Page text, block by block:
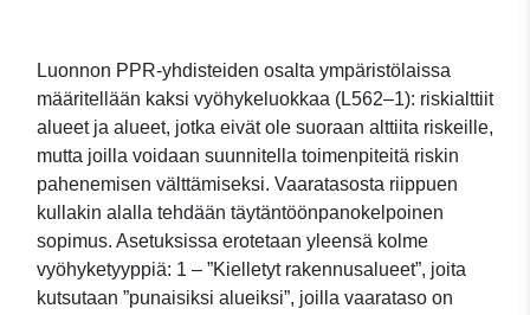
alttiita tulville Castres-
Tarnin alajuoksulla
Luonnon PPR-yhdisteiden osalta ympäristölaissa
määritellään kaksi vyöhykeluokkaa (L562–1): riskialttiit
alueet ja alueet, jotka eivät ole suoraan alttiita riskeille,
mutta joilla voidaan suunnitella toimenpiteitä riskin
pahenemisen välttämiseksi. Vaaratasosta riippuen
kullakin alalla tehdään täytäntöönpanokelpoinen
sopimus. Asetuksissa erotetaan yleensä kolme
vyöhyketyyppiä: 1 – ”Kielletyt rakennusalueet”, joita
kutsutaan ”punaisiksi alueiksi”, joilla vaarataso on